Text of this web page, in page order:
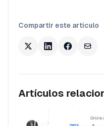
Compartir este artículo
Artículos
Luca Jurende